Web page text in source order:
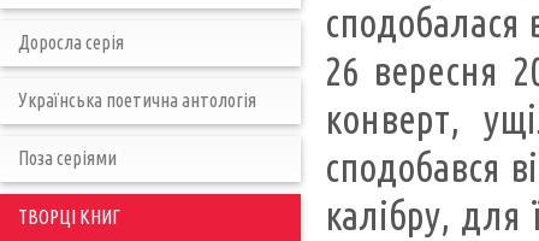
сподобалася
26 вересня
конверт,
сподобався
калібру,
Доросла серія
Українська поетична антологія
Поза серіями
ТВОРЦІ КНИГ